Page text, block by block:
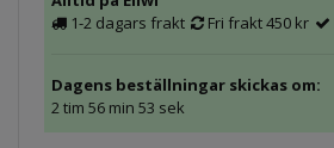
1-2 dagars frakt
Fri frakt 450 kr
Dagens beställningar skickas om:
2 tim 56 min 53 sek